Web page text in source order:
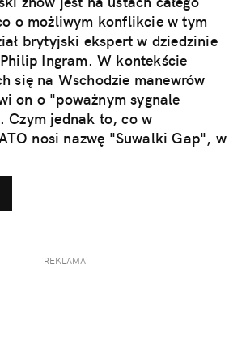
o możliwym konflikcie w tym
brytyjski ekspert w dziedzinie
Ingram. W kontekście
się na Wschodzie manewrów
on o "poważnym sygnale
Czym jednak to, co w
nosi nazwę "Suwalki Gap", w
REKLAMA